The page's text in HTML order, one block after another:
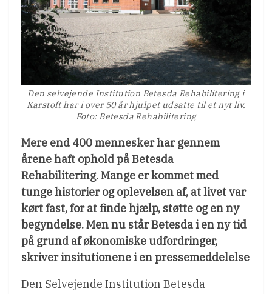
Den selvejende Institution Betesda Rehabilitering i
Karstoft har i over 50 år hjulpet udsatte til et nyt liv.
Foto: Betesda Rehabilitering
Mere end 400 mennesker har gennem
årene haft ophold på Betesda
Rehabilitering. Mange er kommet med
tunge historier og oplevelsen af, at livet var
kørt fast, for at finde hjælp, støtte og en ny
begyndelse. Men nu står Betesda i en ny tid
på grund af økonomiske udfordringer,
skriver insitutionene i en pressemeddelelse
Den Selvejende Institution Betesda